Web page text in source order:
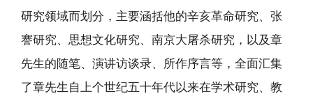
研究领域而划分，主要涵括他的辛亥革命研究、张
謇研究、思想文化研究、南京大屠杀研究，以及章
先生的随笔、演讲访谈录、所作序言等，全面汇集
了章先生自上个世纪五十年代以来在学术研究、教